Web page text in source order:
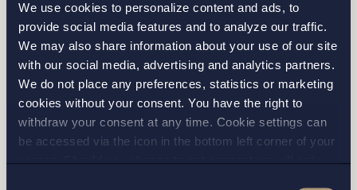
We use cookies to personalize content and ads, to
provide social media features and to analyze our traffic.
We may also share information about your use of our site
with our social media, advertising and analytics partners.
We do not place any preferences, statistics or marketing
cookies without your consent. You have the right to
withdraw your consent at any time. Cookie settings can
be accessed via the icon in the bottom left corner of your
screen. Should you choose to not consent we will only
Fyll i formuläret samt vilket kontor du vill bli
kontaktad av, så hör vi av oss inom kort.